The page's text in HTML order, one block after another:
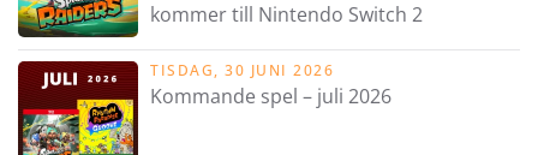
kommer till Nintendo Switch 2
TISDAG, 30 JUNI 2026
Kommande spel – juli 2026